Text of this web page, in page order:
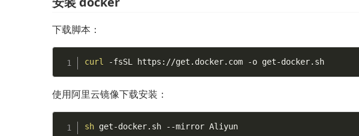
下载脚本：
curl -fsSL https://get.docker.com -o get-docker.sh
使用阿里云镜像下载安装：
sh get-docker.sh --mirror Aliyun